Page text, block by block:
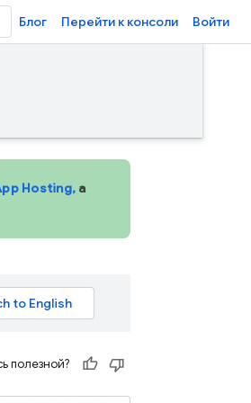
Блог Перейти к консоли Войти
Hosting, a
полезной?